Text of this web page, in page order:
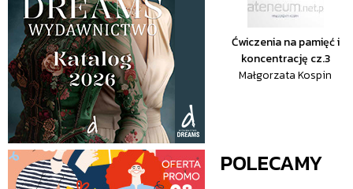
Ćwiczenia na pamięć i
koncentrację cz.3
Małgorzata Kospin
POLECAMY